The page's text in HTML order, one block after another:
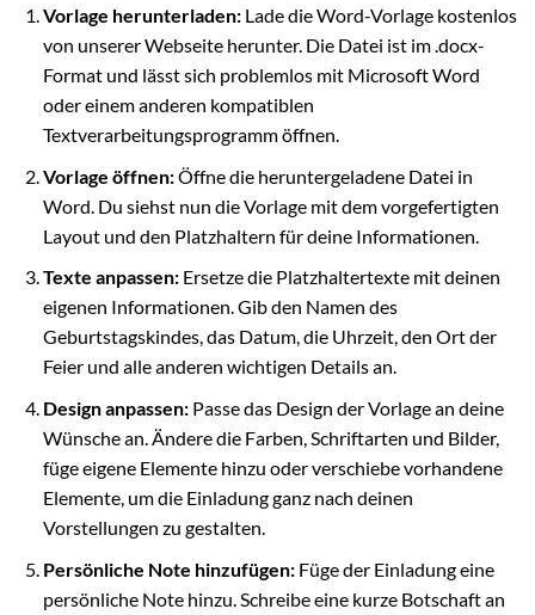
Vorlage herunterladen:Lade die Word-Vorlage kostenlos
von unserer Webseite herunter. Die Datei ist im .docx-
Format und lässt sich problemlos mit Microsoft Word
oder einem anderen kompatiblen
Textverarbeitungsprogramm öffnen.
Vorlage öffnen:Öffne die heruntergeladene Datei in
Word. Du siehst nun die Vorlage mit dem vorgefertigten
Layout und den Platzhaltern für deine Informationen.
Texte anpassen:Ersetze die Platzhaltertexte mit deinen
eigenen Informationen. Gib den Namen des
Geburtstagskindes, das Datum, die Uhrzeit, den Ort der
Feier und alle anderen wichtigen Details an.
Design anpassen:Passe das Design der Vorlage an deine
Wünsche an. Ändere die Farben, Schriftarten und Bilder,
füge eigene Elemente hinzu oder verschiebe vorhandene
Elemente, um die Einladung ganz nach deinen
Vorstellungen zu gestalten.
Persönliche Note hinzufügen:Füge der Einladung eine
persönliche Note hinzu. Schreibe eine kurze Botschaft an